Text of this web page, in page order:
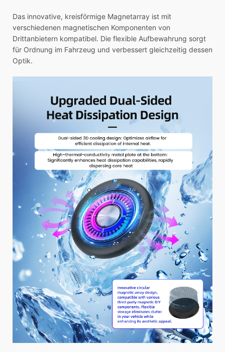
Das innovative, kreisförmige Magnetarray ist mit
verschiedenen magnetischen Komponenten von
Drittanbietern kompatibel. Die flexible Aufbewahrung sorgt
für Ordnung im Fahrzeug und verbessert gleichzeitig dessen
Optik.